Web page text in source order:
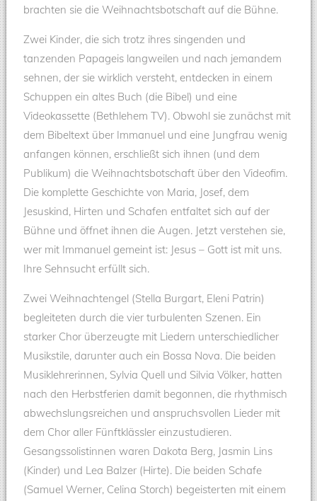
brachten sie die Weihnachtsbotschaft auf die Bühne.
Zwei Kinder, die sich trotz ihres singenden und
tanzenden Papageis langweilen und nach jemandem
sehnen, der sie wirklich versteht, entdecken in einem
Schuppen ein altes Buch (die Bibel) und eine
Videokassette (Bethlehem TV). Obwohl sie zunächst mit
dem Bibeltext über Immanuel und eine Jungfrau wenig
anfangen können, erschließt sich ihnen (und dem
Publikum) die Weihnachtsbotschaft über den Videofim.
Die komplette Geschichte von Maria, Josef, dem
Jesuskind, Hirten und Schafen entfaltet sich auf der
Bühne und öffnet ihnen die Augen. Jetzt verstehen sie,
wer mit Immanuel gemeint ist: Jesus – Gott ist mit uns.
Ihre Sehnsucht erfüllt sich.
Zwei Weihnachtengel (Stella Burgart, Eleni Patrin)
begleiteten durch die vier turbulenten Szenen. Ein
starker Chor überzeugte mit Liedern unterschiedlicher
Musikstile, darunter auch ein Bossa Nova. Die beiden
Musiklehrerinnen, Sylvia Quell und Silvia Völker, hatten
nach den Herbstferien damit begonnen, die rhythmisch
abwechslungsreichen und anspruchsvollen Lieder mit
dem Chor aller Fünftklässler einzustudieren.
Gesangssolistinnen waren Dakota Berg, Jasmin Lins
(Kinder) und Lea Balzer (Hirte). Die beiden Schafe
(Samuel Werner, Celina Storch) begeisterten mit einem